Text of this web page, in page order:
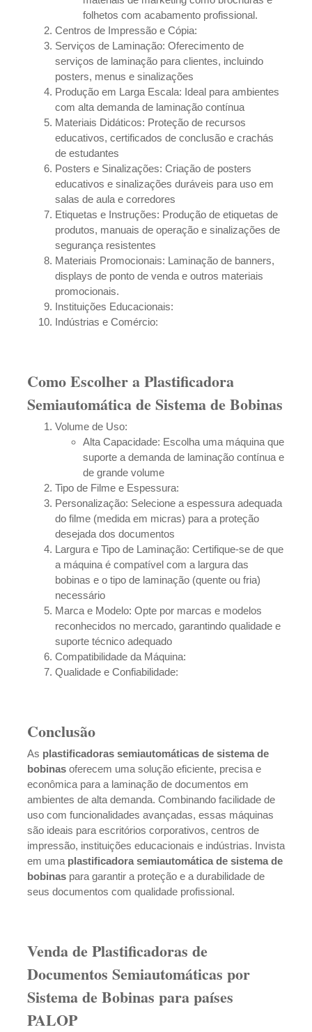
folhetos com acabamento profissional.
Centros de Impressão e Cópia:
Serviços de Laminação: Oferecimento de
serviços de laminação para clientes, incluindo
posters, menus e sinalizações
Produção em Larga Escala: Ideal para ambientes
com alta demanda de laminação contínua
Materiais Didáticos: Proteção de recursos
educativos, certificados de conclusão e crachás
de estudantes
Posters e Sinalizações: Criação de posters
educativos e sinalizações duráveis para uso em
salas de aula e corredores
Etiquetas e Instruções: Produção de etiquetas de
produtos, manuais de operação e sinalizações de
segurança resistentes
Materiais Promocionais: Laminação de banners,
displays de ponto de venda e outros materiais
promocionais.
Instituições Educacionais:
Indústrias e Comércio:
Como Escolher a Plastificadora
Semiautomática de Sistema de Bobinas
Volume de Uso:
Alta Capacidade: Escolha uma máquina que
suporte a demanda de laminação contínua e
de grande volume
Tipo de Filme e Espessura:
Personalização: Selecione a espessura adequada
do filme (medida em micras) para a proteção
desejada dos documentos
Largura e Tipo de Laminação: Certifique-se de que
a máquina é compatível com a largura das
bobinas e o tipo de laminação (quente ou fria)
necessário
Marca e Modelo: Opte por marcas e modelos
reconhecidos no mercado, garantindo qualidade e
suporte técnico adequado
Compatibilidade da Máquina:
Qualidade e Confiabilidade:
Conclusão
As plastificadoras semiautomáticas de sistema de
bobinasoferecem uma solução eficiente, precisa e
econômica para a laminação de documentos em
ambientes de alta demanda. Combinando facilidade de
uso com funcionalidades avançadas, essas máquinas
são ideais para escritórios corporativos, centros de
impressão, instituições educacionais e indústrias. Invista
em uma plastificadora semiautomática de sistema de
bobinas para garantir a proteção e a durabilidade de
seus documentos com qualidade profissional.
Venda de Plastificadoras de
Documentos Semiautomáticas por
Sistema de Bobinas para países
PALOP